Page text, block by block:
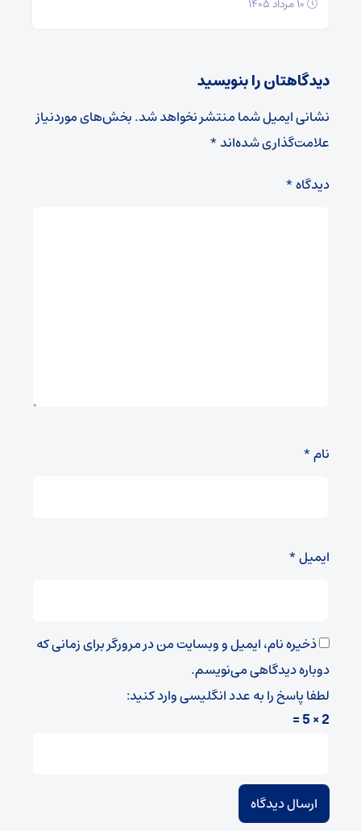
دیدگاهتان را بنویسید
نشانی ایمیل شما منتشر نخواهد شد.بخش‌های موردنیاز
علامت‌گذاری شده‌اند*
دیدگاه*
نام*
ایمیل*
ذخیره نام، ایمیل و وبسایت من در مرورگر برای زمانی که
دوباره دیدگاهی می‌نویسم.
لطفا پاسخ را به عدد انگلیسی وارد کنید:
2 × 5 =